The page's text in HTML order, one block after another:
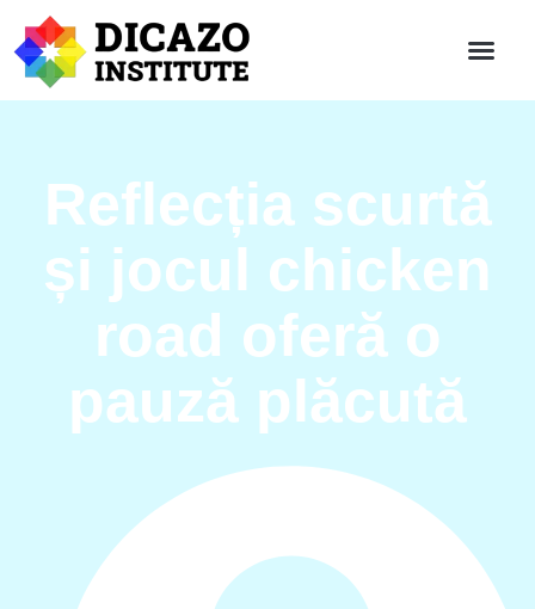
Reflecția scurtă
și jocul chicken
road oferă o
pauză plăcută